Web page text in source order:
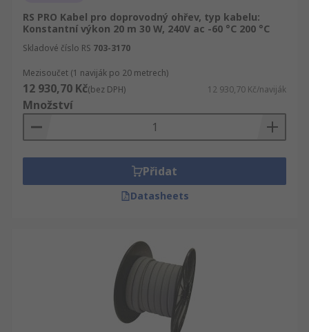
RS PRO Kabel pro doprovodný ohřev, typ kabelu:
Konstantní výkon 20 m 30 W, 240V ac -60 °C 200 °C
Skladové číslo RS 703-3170
Mezisoučet (1 naviják po 20 metrech)
12 930,70 Kč(bez DPH) 12 930,70 Kč/naviják
Množství
Přidat
Datasheets